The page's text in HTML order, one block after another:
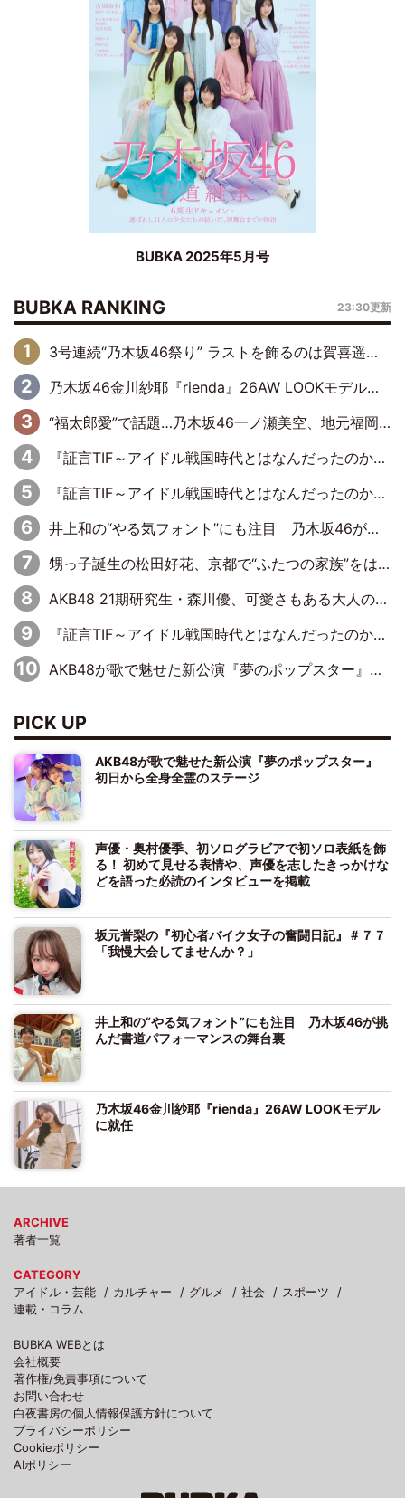
BUBKA 2025年5月号
BUBKA RANKING 23:30更新
3号連続“乃木坂46祭り” ラストを飾るのは賀喜遥香…5年ぶりの登場に「5年分大人になった私を見ていただけたら」
乃木坂46金川紗耶『rienda』26AW LOOKモデルに就任
“福太郎愛”で話題…乃木坂46一ノ瀬美空、地元福岡『めんべい25周年トップサポーター』に就任
『証言TIF～アイドル戦国時代とはなんだったのか～』第6回：でんぱ組.inc・古川未鈴×相沢梨紗「『ハロプロやりたかったな』って言ったら、夢眠ねむさんに『てめえはでんぱ組．incなんだよ！』って肩パンされて(笑)」
『証言TIF～アイドル戦国時代とはなんだったのか～』第11回：私立恵比寿中学・真山りか×安本彩花「TIFで10年ぶりのキョンシーメイクをしたら、場を完全に引かせてしまって。時代が変わったんだなって」
井上和の“やる気フォント”にも注目 乃木坂46が挑んだ書道パフォーマンスの舞台裏
甥っ子誕生の松田好花、京都で“ふたつの家族”をはしご！ “母”黒谷友香に見送られ、“父”松岡昌宏とはハシゴ酒
AKB48 21期研究生・森川優、可愛さもある大人の女性に
『証言TIF～アイドル戦国時代とはなんだったのか～』第10回：さくら学院・武藤彩未×飯田らうら「正直、中3で辞めるというのを信じてなくて。そう言われてはいたけど、嘘でしょって」
AKB48が歌で魅せた新公演『夢のポップスター』 初日から全身全霊のステージ
PICK UP
AKB48が歌で魅せた新公演『夢のポップスター』
初日から全身全霊のステージ
声優・奥村優季、初ソログラビアで初ソロ表紙を飾
る！ 初めて見せる表情や、声優を志したきっかけな
どを語った必読のインタビューを掲載
坂元誉梨の『初心者バイク女子の奮闘日記』＃７７
「我慢大会してませんか？」
井上和の“やる気フォント”にも注目 乃木坂46が挑
んだ書道パフォーマンスの舞台裏
乃木坂46金川紗耶『rienda』26AW LOOKモデル
に就任
ARCHIVE
著者一覧
CATEGORY
アイドル・芸能
カルチャー グルメ 社会
スポーツ
連載・コラム
BUBKA WEBとは
会社概要
著作権/免責事項について
お問い合わせ
白夜書房の個人情報保護方針について
プライバシーポリシー
Cookieポリシー
AIポリシー